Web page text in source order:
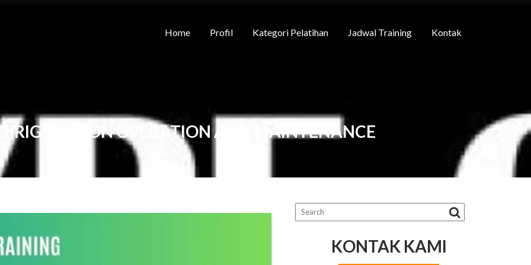
Home Profil Kategori Pelatihan Jadwal Training Kontak
OPERATION AND MAINTENANCE
KONTAK KAMI